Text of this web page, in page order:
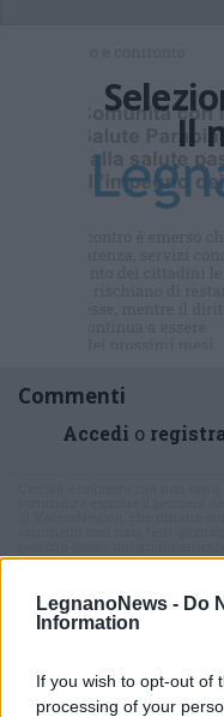
LegnanoNews - Do
Information
If you wish to opt-out of
processing of your
Il
Commenti
Accedi o
che includano uno o più link a